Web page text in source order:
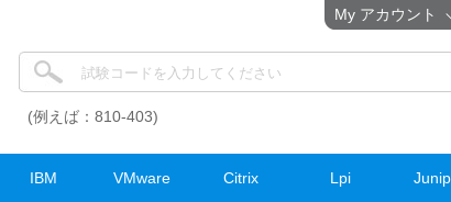
(例えば：810-403)
IBM VMware Citrix Lpi
My アカウント